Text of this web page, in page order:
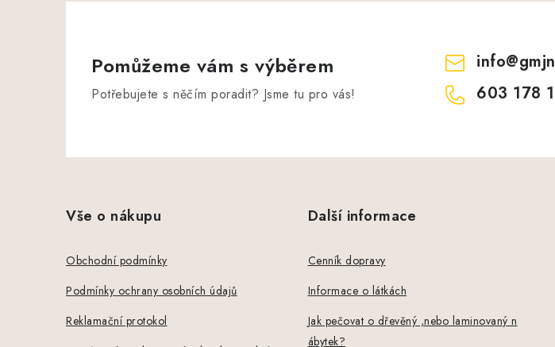
Pomůžeme vám s výběrem
Potřebujete s něčím poradit? Jsme tu pro vás!
info@
603 178
Vše o nákupu
Obchodní podmínky
Podmínky ochrany osobních údajů
Reklamační protokol
Další informace
Cenník dopravy
Informace o látkách
Jak pečovat o dřevěný ,nebo laminovaný n
ábytek?